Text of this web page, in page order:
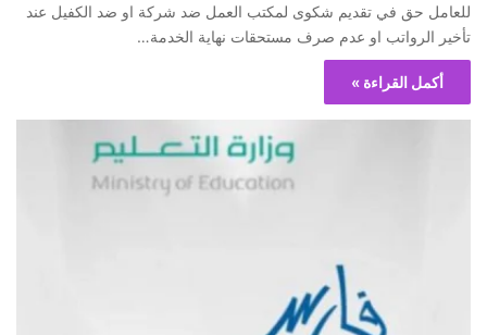
للعامل حق في تقديم شكوى لمكتب العمل ضد شركة او ضد الكفيل عند
تأخير الرواتب او عدم صرف مستحقات نهاية الخدمة…
أكمل القراءة »